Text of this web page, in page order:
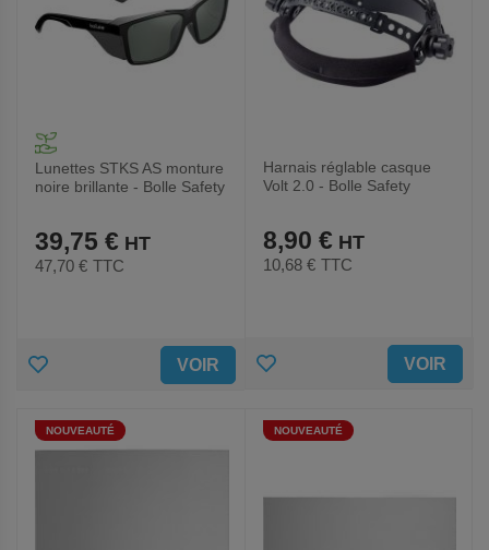
Lunettes STKS AS monture
noire brillante - Bolle Safety
39,75 €
47,70 € TTC
AJOUTER
FAVORIS
VOIR
Harnais réglable casque
Volt 2.0 - Bolle Safety
8,90 €
10,68 € TTC
AJOUTER
FAVORIS
VOIR
NOUVEAUTÉ NOUVEAUTÉ